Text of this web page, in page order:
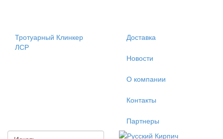
Тротуарный Клинкер
ЛСР
Доставка
Новости
О компании
Контакты
Партнеры